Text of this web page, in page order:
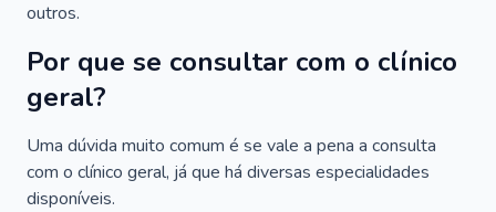
outros.
Por que se consultar com o clínico
geral?
Uma dúvida muito comum é se vale a pena a consulta
com o clínico geral, já que há diversas especialidades
disponíveis.